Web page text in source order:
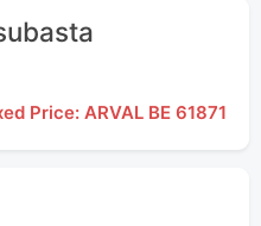
Price: ARVAL BE 61871